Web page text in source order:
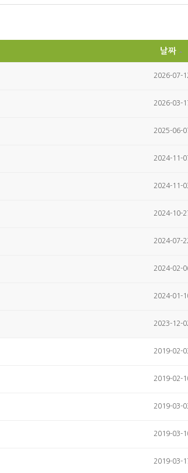
itte
날짜
2026-07-
2026-03-
2025-06-
2024-11-
2024-11-
2024-10-
2024-07-
2024-02-
2024-01-
2023-12-
2019-02-
2019-02-
2019-03-
2019-03-
2019-03-